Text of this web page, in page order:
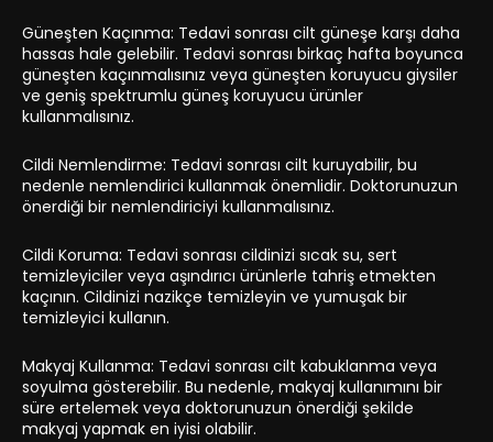
Güneşten Kaçınma: Tedavi sonrası cilt güneşe karşı daha
hassas hale gelebilir. Tedavi sonrası birkaç hafta boyunca
güneşten kaçınmalısınız veya güneşten koruyucu giysiler
ve geniş spektrumlu güneş koruyucu ürünler
kullanmalısınız.
Cildi Nemlendirme: Tedavi sonrası cilt kuruyabilir, bu
nedenle nemlendirici kullanmak önemlidir. Doktorunuzun
önerdiği bir nemlendiriciyi kullanmalısınız.
Cildi Koruma: Tedavi sonrası cildinizi sıcak su, sert
temizleyiciler veya aşındırıcı ürünlerle tahriş etmekten
kaçının. Cildinizi nazikçe temizleyin ve yumuşak bir
temizleyici kullanın.
Makyaj Kullanma: Tedavi sonrası cilt kabuklanma veya
soyulma gösterebilir. Bu nedenle, makyaj kullanımını bir
süre ertelemek veya doktorunuzun önerdiği şekilde
makyaj yapmak en iyisi olabilir.